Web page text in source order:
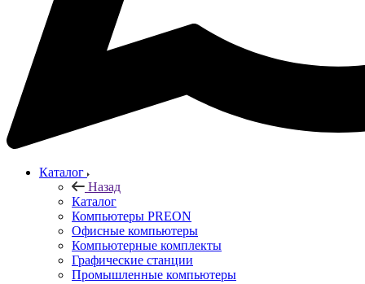
Каталог
Назад
Каталог
Компьютеры PREON
Офисные компьютеры
Компьютерные комплекты
Графические станции
Промышленные компьютеры